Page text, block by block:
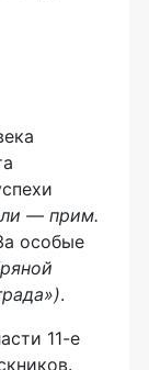
— прим.
особые
.
11-е